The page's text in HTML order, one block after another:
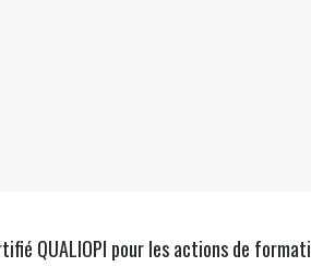
QUALIOPI pour les actions de